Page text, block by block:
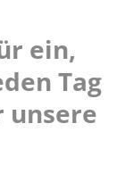
ein,
Tag
unsere